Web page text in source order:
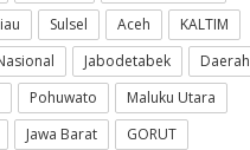
Sulsel Aceh
KALTIM
Jabodetabek
Daerah
Pohuwato
Maluku Utara
Jawa Barat
GORUT